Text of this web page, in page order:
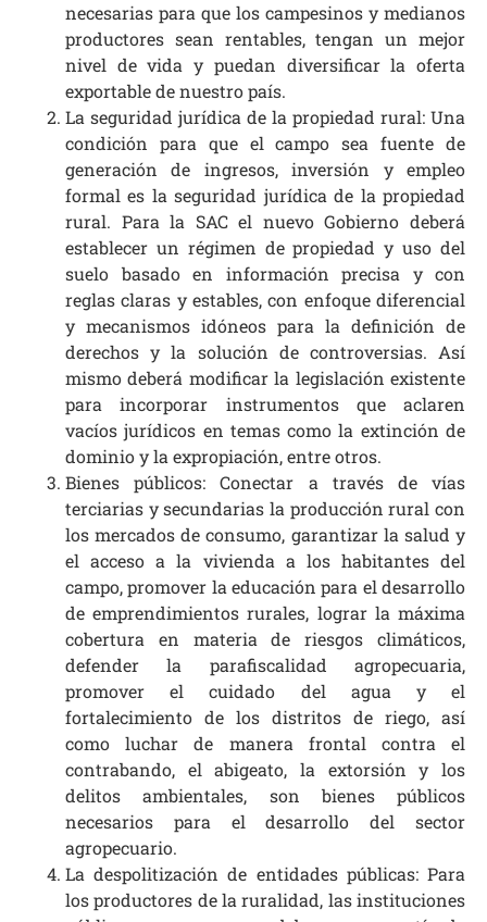
necesarias para que los campesinos y medianos
productores sean rentables, tengan un mejor
nivel de vida y puedan diversificar la oferta
exportable de nuestro país.
La seguridad jurídica de la propiedad rural: Una
condición para que el campo sea fuente de
generación de ingresos, inversión y empleo
formal es la seguridad jurídica de la propiedad
rural. Para la SAC el nuevo Gobierno deberá
establecer un régimen de propiedad y uso del
suelo basado en información precisa y con
reglas claras y estables, con enfoque diferencial
y mecanismos idóneos para la definición de
derechos y la solución de controversias. Así
mismo deberá modificar la legislación existente
para incorporar instrumentos que aclaren
vacíos jurídicos en temas como la extinción de
dominio y la expropiación, entre otros.
Bienes públicos: Conectar a través de vías
terciarias y secundarias la producción rural con
los mercados de consumo, garantizar la salud y
el acceso a la vivienda a los habitantes del
campo, promover la educación para el desarrollo
de emprendimientos rurales, lograr la máxima
cobertura en materia de riesgos climáticos,
defender la parafiscalidad agropecuaria,
promover el cuidado del agua y el
fortalecimiento de los distritos de riego, así
como luchar de manera frontal contra el
contrabando, el abigeato, la extorsión y los
delitos ambientales, son bienes públicos
necesarios para el desarrollo del sector
agropecuario.
La despolitización de entidades públicas: Para
los productores de la ruralidad, las instituciones